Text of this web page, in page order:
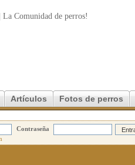
| La Comunidad de perros!
Artículos Fotos de perros
Contraseña